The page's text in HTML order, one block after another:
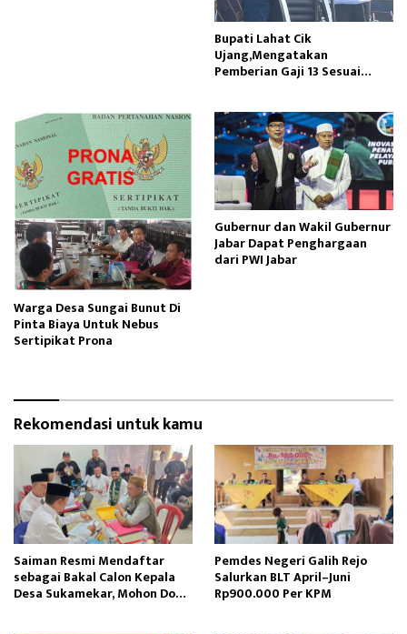
Bupati Lahat Cik
Ujang,Mengatakan
Pemberian Gaji 13 Sesuai
Warga Desa Sungai Bunut Di
Pinta Biaya Untuk Nebus
Sertipikat Prona
Gubernur dan Wakil Gubernur
Jabar Dapat Penghargaan
dari PWI Jabar
Rekomendasi untuk kamu
Saiman Resmi Mendaftar
sebagai Bakal Calon Kepala
Desa Sukamekar, Mohon Doa
Pemdes Negeri Galih Rejo
Salurkan BLT April–Juni
Rp900.000 Per KPM